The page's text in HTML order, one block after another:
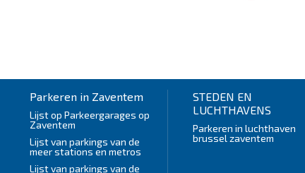
Parkeren in Zaventem
Lijst op Parkeergarages op
Zaventem
Lijst van parkings van de
meer stations en metros
Lijst van parkings van de
STEDEN EN
LUCHTHAVENS
Parkeren in luchthaven
brussel zaventem